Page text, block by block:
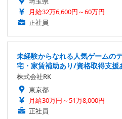
月給32万6,600円～60万円
正社員
未経験からなれる人気ゲームの
宅・家賃補助あり/資格取得支援
株式会社RK
東京都
月給30万円～51万8,000円
正社員